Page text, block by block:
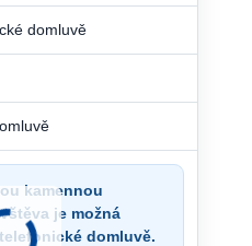
domluvě
kamennou
je možná
domluvě.